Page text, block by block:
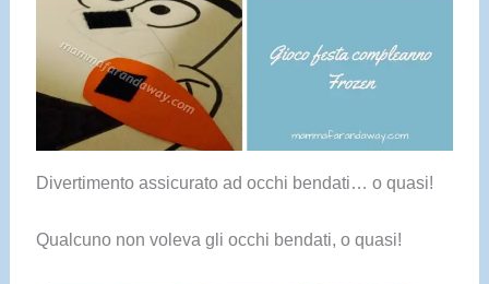
Divertimento assicurato ad occhi bendati… o quasi!
Qualcuno non voleva gli occhi bendati, o quasi!